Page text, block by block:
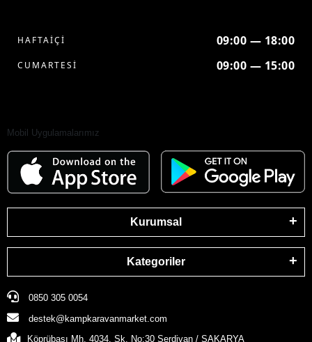
HAFTAİÇİ 09:00 — 18:00
CUMARTESİ 09:00 — 15:00
Mobil Uygulamalarımız
Kurumsal
Kategoriler
0850 305 0054
destek@kampkaravanmarket.com
Köprübaşı Mh. 4034. Sk. No:30 Serdivan / SAKARYA